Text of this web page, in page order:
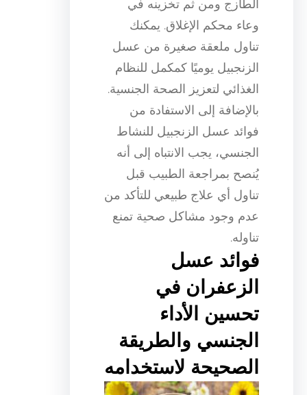
الطازج ومن ثم تخزينه في
وعاء محكم الإغلاق. يمكنك
تناول ملعقة صغيرة من عسل
الزنجبيل يوميًا كمكمل للنظام
الغذائي لتعزيز الصحة الجنسية.
بالإضافة إلى الاستفادة من
فوائد عسل الزنجبيل للنشاط
الجنسي، يجب الانتباه إلى أنه
يُنصح بمراجعة الطبيب قبل
تناول أي علاج طبيعي للتأكد من
عدم وجود مشاكل صحية تمنع
تناوله.
فوائد عسل
الزعفران في
تحسين الأداء
الجنسي والطريقة
الصحيحة لاستخدامه